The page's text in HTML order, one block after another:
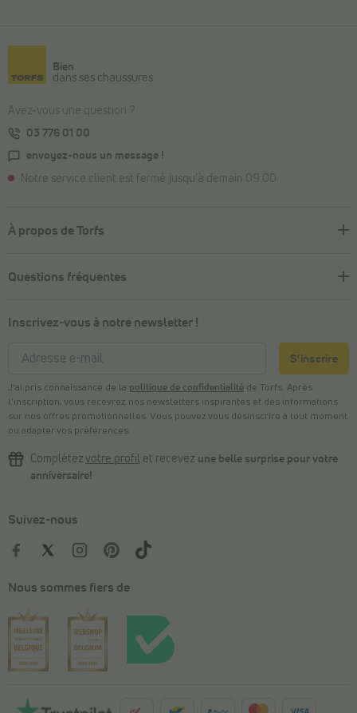
Bien
dans ses chaussures
Avez-vous une question ?
03 776 01 00
envoyez-nous un message !
Notre service client est fermé jusqu'à demain 09:00
À propos de Torfs
Questions fréquentes
Inscrivez-vous à notre newsletter !
S'inscrire
J’ai pris connaissance de la politique de confidentialité de Torfs. Après
l’inscription, vous recevrez nos newsletters inspirantes et des informations
sur nos offres promotionnelles. Vous pouvez vous désinscrire à tout moment
ou adapter vos préférences.
Complétez votre profil et recevez une belle surprise pour votre
anniversaire!
Suivez-nous
Nous sommes fiers de